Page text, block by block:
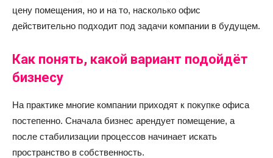
цену помещения, но и на то, насколько офис
действительно подходит под задачи компании в будущем.
Как понять, какой вариант подойдёт
бизнесу
На практике многие компании приходят к покупке офиса
постепенно. Сначала бизнес арендует помещение, а
после стабилизации процессов начинает искать
пространство в собственность.